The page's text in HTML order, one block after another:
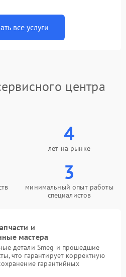
все услуги
центра
4
лет на рынке
3
минимальный опыт работы
специалистов
и
мастера
детали Smeg и прошедшие
что гарантирует корректную
гарантийных